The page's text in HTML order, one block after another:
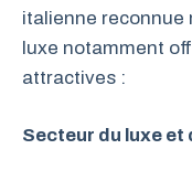
italienne reconnue
luxe notamment
attractives :
Secteur du luxe et